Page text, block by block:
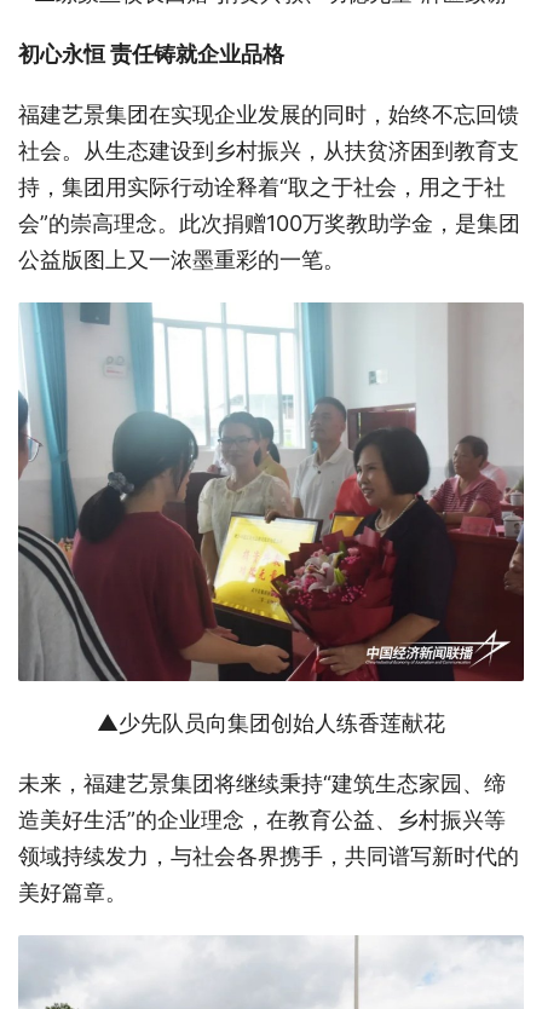
初心永恒责任铸就企业品格
福建艺景集团在实现企业发展的同时，始终不忘回馈
社会。从生态建设到乡村振兴，从扶贫济困到教育支
持，集团用实际行动诠释着“取之于社会，用之于社
会”的崇高理念。此次捐赠100万奖教助学金，是集团
公益版图上又一浓墨重彩的一笔。
▲少先队员向集团创始人练香莲献花
未来，福建艺景集团将继续秉持“建筑生态家园、缔
造美好生活”的企业理念，在教育公益、乡村振兴等
领域持续发力，与社会各界携手，共同谱写新时代的
美好篇章。